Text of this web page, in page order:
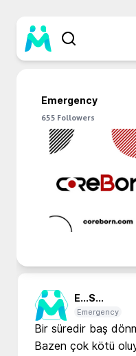
Emergency
655 Followers
E...S...
Emergency
Bir süredir baş
Bazen çok kötü